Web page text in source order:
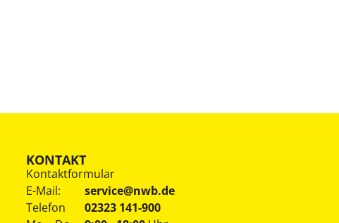
KONTAKT
Kontaktformular
E-Mail:
service@nwb.de
Telefon
02323 141-900